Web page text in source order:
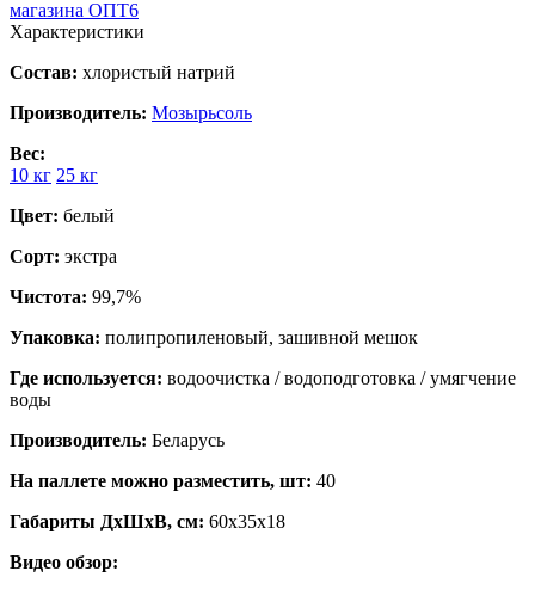
Характеристики
Состав: хлористый натрий
Производитель: Мозырьсоль
Вес:
10 кг 25 кг
Цвет: белый
Сорт: экстра
Чистота: 99,7%
Упаковка: полипропиленовый, зашивной мешок
Где используется: водоочистка / водоподготовка / умягчение
воды
Производитель: Беларусь
На паллете можно разместить, шт: 40
Габариты ДхШхВ, см: 60x35x18
Видео обзор: